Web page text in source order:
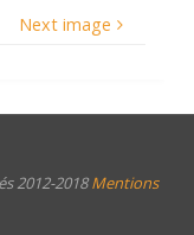
Next image
2012-2018Mentions